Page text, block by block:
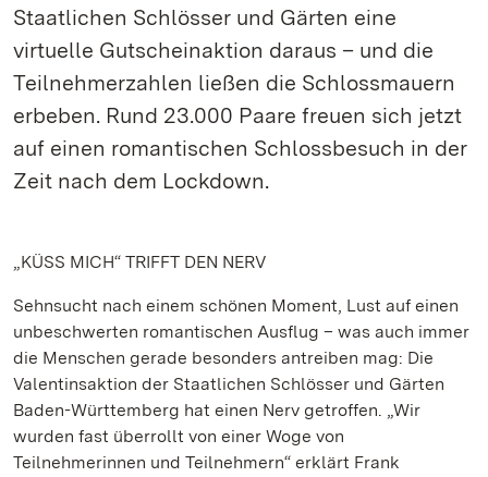
Staatlichen Schlösser und Gärten eine
virtuelle Gutscheinaktion daraus – und die
Teilnehmerzahlen ließen die Schlossmauern
erbeben. Rund 23.000 Paare freuen sich jetzt
auf einen romantischen Schlossbesuch in der
Zeit nach dem Lockdown.
„KÜSS MICH“ TRIFFT DEN NERV
Sehnsucht nach einem schönen Moment, Lust auf einen
unbeschwerten romantischen Ausflug – was auch immer
die Menschen gerade besonders antreiben mag: Die
Valentinsaktion der Staatlichen Schlösser und Gärten
Baden-Württemberg hat einen Nerv getroffen. „Wir
wurden fast überrollt von einer Woge von
Teilnehmerinnen und Teilnehmern“ erklärt Frank